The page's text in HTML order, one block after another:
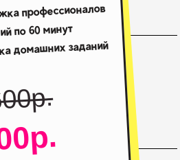
профессионалов
по 60 минут
домашних заданий